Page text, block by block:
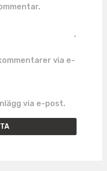
via e-
via e-post.